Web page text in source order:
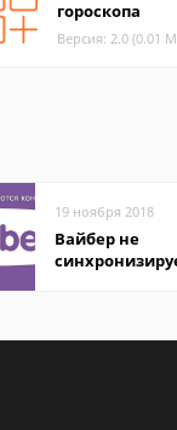
гороскопа
Версия: 2.0 (0.01
19 ноября 2018
Вайбер не